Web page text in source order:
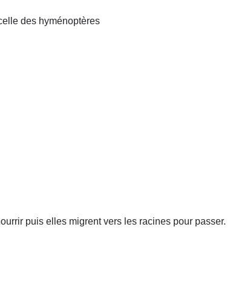
des hyménoptères
puis elles migrent vers les racines pour passer.